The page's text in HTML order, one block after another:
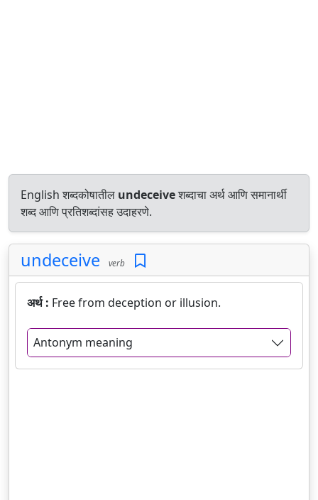
English शब्दकोषातील undeceiveशब्दाचा अर्थ आणि समानार्थी
शब्द आणि प्रतिशब्दांसह उदाहरणे.
undeceive verb
अर्थ : Free from deception or illusion.
Antonym meaning